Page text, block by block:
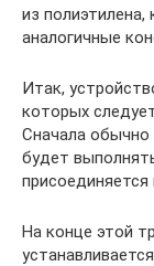
из
аналогичные
Итак,
которых
Сначала обычно
будет
На конце этой